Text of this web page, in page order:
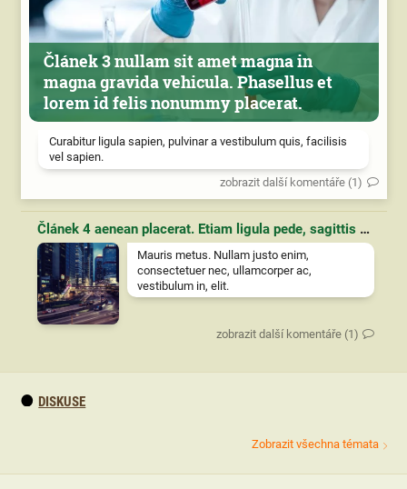
Článek 3 nullam sit amet magna in
magna gravida vehicula. Phasellus et
lorem id felis nonummy placerat.
Curabitur ligula sapien, pulvinar a vestibulum quis, facilisis
vel sapien.
zobrazit další komentáře (1)
Článek 4 aenean placerat. Etiam ligula pede, sagittis quis, interdum ultricies, scelerisque eu.
Mauris metus. Nullam justo enim,
consectetuer nec, ullamcorper ac,
vestibulum in, elit.
zobrazit další komentáře (1)
DISKUSE
Zobrazit všechna témata